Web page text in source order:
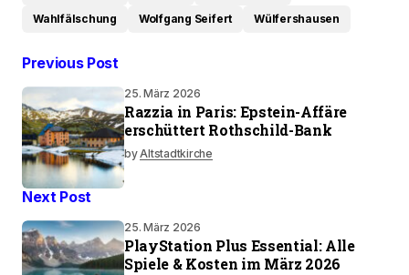
Wahlfälschung
Wolfgang Seifert Wülfershausen
Previous Post
25. März 2026
Razzia in Paris: Epstein-Affäre
erschüttert Rothschild-Bank
byAltstadtkirche
Next Post
25. März 2026
PlayStation Plus Essential: Alle
Spiele & Kosten im März 2026